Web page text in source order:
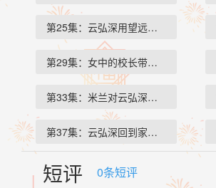
第25集：云弘深用望远镜看着码…
第29集：女中的校长带着全校的…
第33集：米兰对云弘深和闻夜鸣…
第37集：云弘深回到家看到云弘…
短评 0条短评